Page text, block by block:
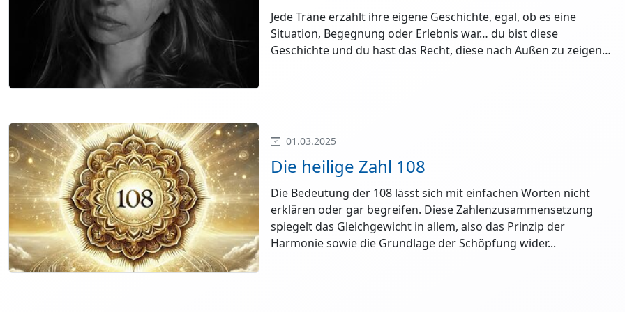
Jede Träne erzählt ihre eigene Geschichte, egal, ob es eine
Situation, Begegnung oder Erlebnis war… du bist diese
Geschichte und du hast das Recht, diese nach Außen zu zeigen…
01.03.2025
Die heilige Zahl 108
Die Bedeutung der 108 lässt sich mit einfachen Worten nicht
erklären oder gar begreifen. Diese Zahlenzusammensetzung
spiegelt das Gleichgewicht in allem, also das Prinzip der
Harmonie sowie die Grundlage der Schöpfung wider...